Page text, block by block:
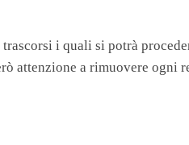
i quali si potrà
attenzione a rimuovere ogni